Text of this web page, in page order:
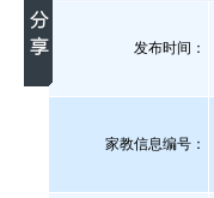
发布时间：
家教信息编号：